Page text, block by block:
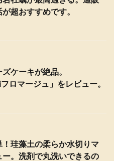
超おすすめです。
ケーキが絶品。
ロマージュ」をレビュー。
珪藻土の柔らか水切りマ
ー。洗剤で丸洗いできるの